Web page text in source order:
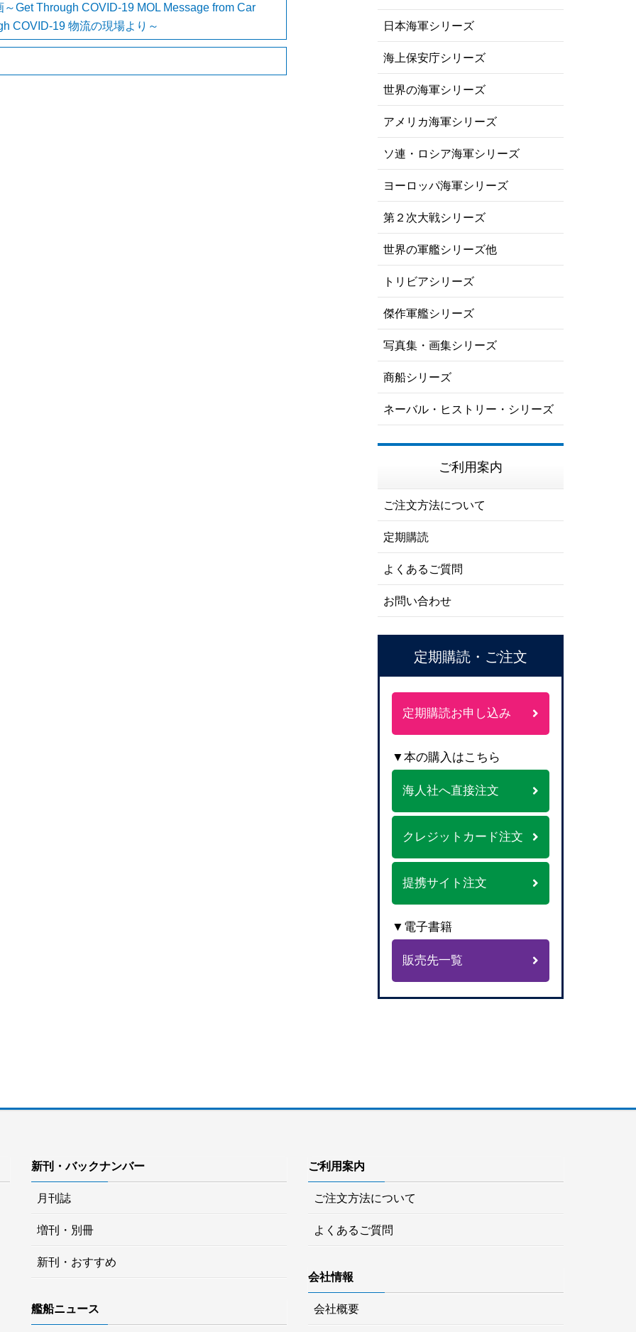
Get Through COVID-19 MOL Message from Car
COVID-19 物流の現場より～
日本海軍シリーズ
海上保安庁シリーズ
世界の海軍シリーズ
アメリカ海軍シリーズ
ソ連・ロシア海軍シリーズ
ヨーロッパ海軍シリーズ
第２次大戦シリーズ
世界の軍艦シリーズ他
トリビアシリーズ
傑作軍艦シリーズ
写真集・画集シリーズ
商船シリーズ
ネーバル・ヒストリー・シリーズ
ご利用案内
ご注文方法について
定期購読
よくあるご質問
お問い合わせ
定期購読・ご注文
定期購読お申し込み
▼本の購入はこちら
海人社へ直接注文
クレジットカード注文
提携サイト注文
▼電子書籍
販売先一覧
新刊・バックナンバー
月刊誌
増刊・別冊
新刊・おすすめ
艦船ニュース
ご利用案内
ご注文方法について
よくあるご質問
会社情報
会社概要